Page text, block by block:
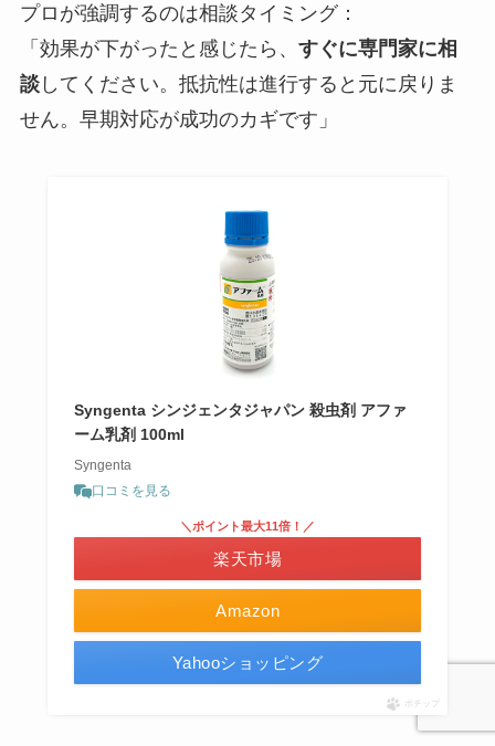
プロが強調するのは相談タイミング：
「効果が下がったと感じたら、 すぐに専門家に相
談してください。抵抗性は進行すると元に戻りま
せん。早期対応が成功のカギです」
Syngenta シンジェンタジャパン 殺虫剤 アファ
ーム乳剤 100ml
Syngenta
口コミを見る
Amazon
＼ポイント最大11倍！／
楽天市場
Yahooショッピング
ポチップ